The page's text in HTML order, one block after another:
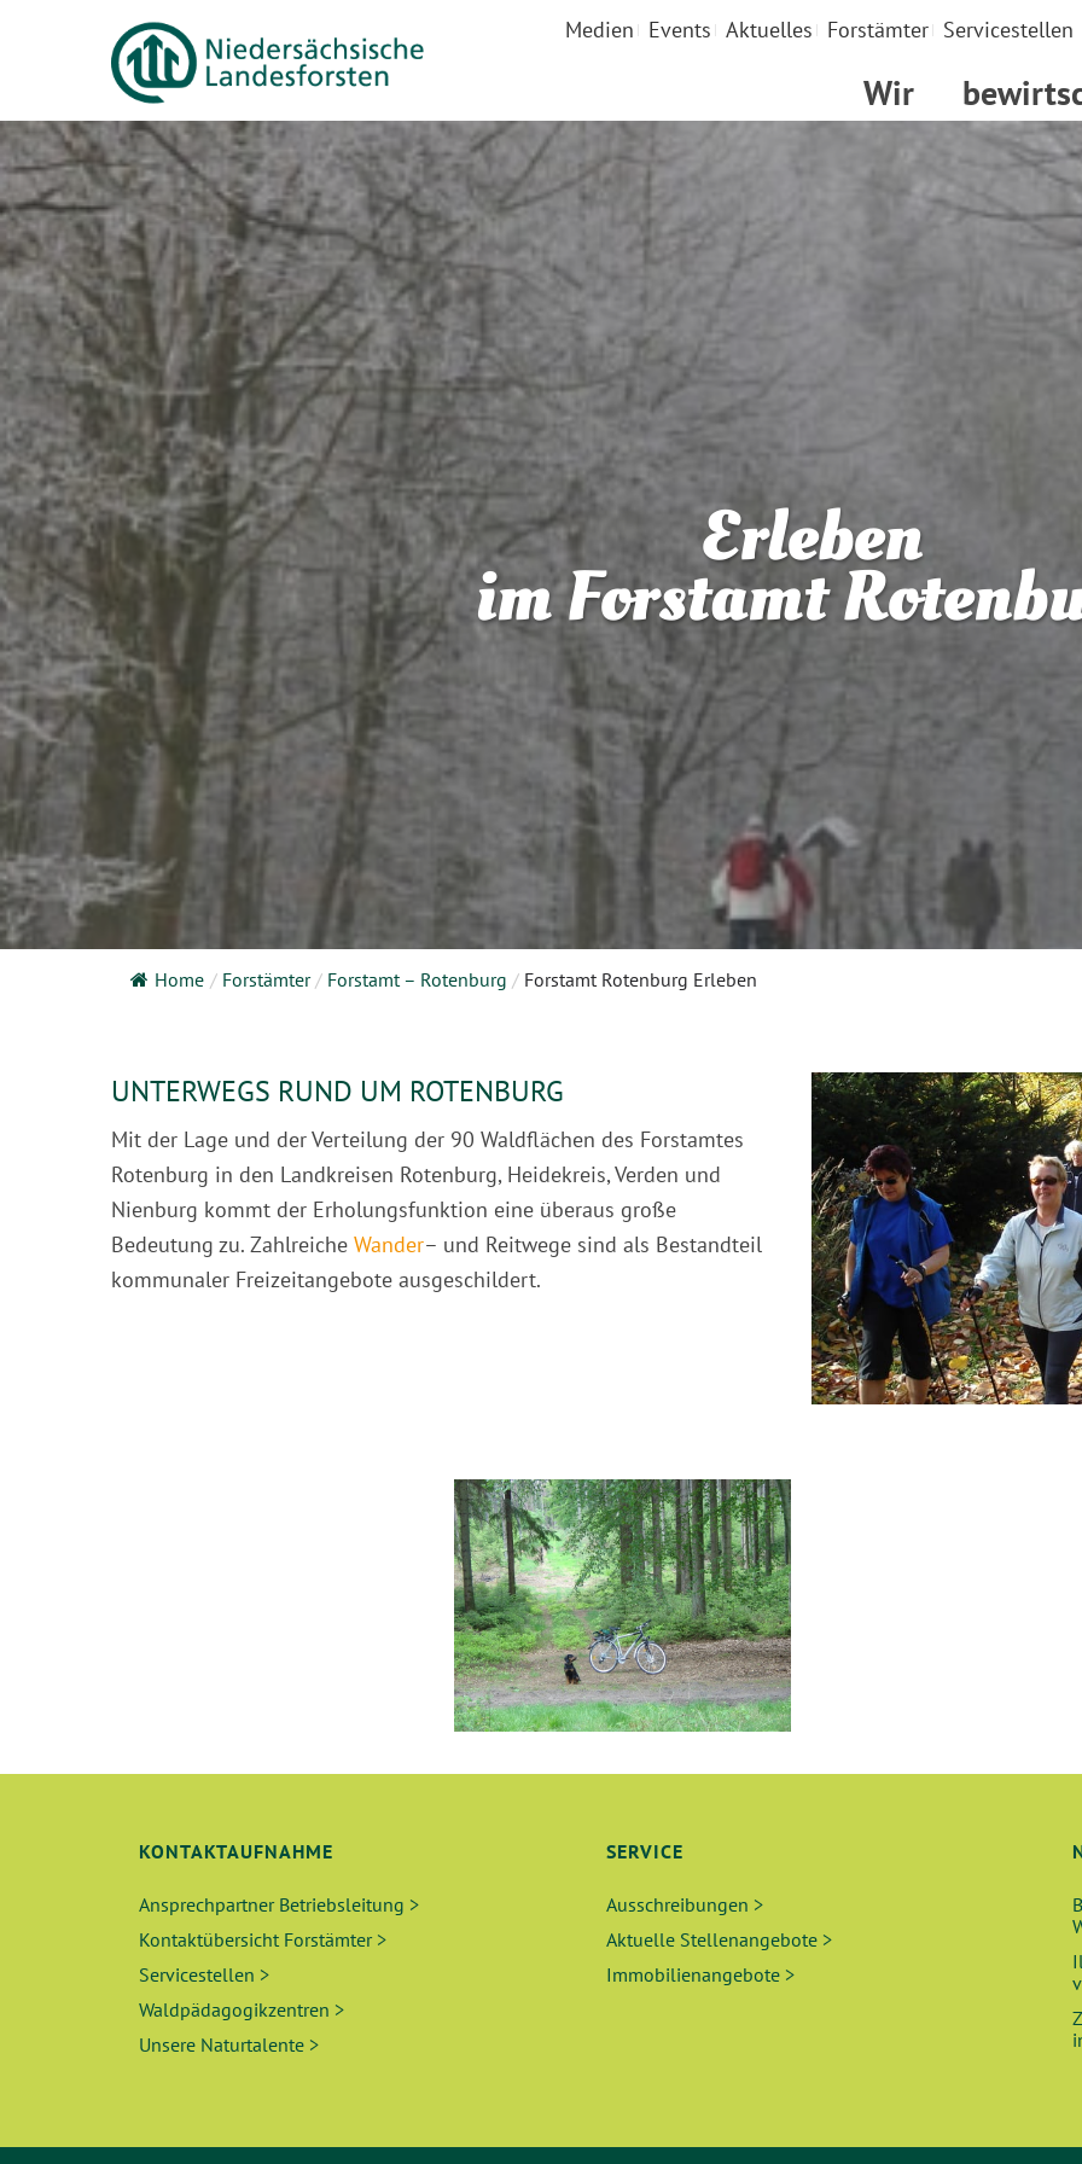
Medien Events Aktuelles Forstämter Servicestellen
Wir
Erleben
im Forstamt
Home / Forstämter / Forstamt – Rotenburg / Forstamt Rotenburg Erleben
UNTERWEGS RUND UM ROTENBURG
Mit der Lage und der Verteilung der 90 Waldflächen des Forstamtes
Rotenburg in den Landkreisen Rotenburg, Heidekreis, Verden und
Nienburg kommt der Erholungsfunktion eine überaus große
Bedeutung zu. Zahlreiche Wander– und Reitwege sind als Bestandteil
kommunaler Freizeitangebote ausgeschildert.
KONTAKTAUFNAHME
Ansprechpartner Betriebsleitung >
Kontaktübersicht Forstämter >
Servicestellen >
Waldpädagogikzentren >
Unsere Naturtalente >
SERVICE
Ausschreibungen >
Aktuelle Stellenangebote >
Immobilienangebote >